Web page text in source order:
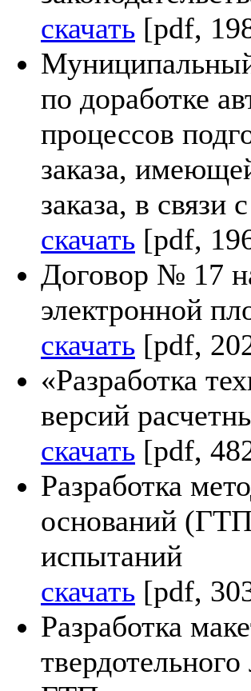
скачать [pdf,
по доработке
процессов
заказа,
заказа, в связи
скачать [pdf,
Договор № 17
электронной
скачать [pdf,
«Разработка
версий
скачать [pdf,
Разработка
оснований
испытаний
скачать [pdf,
Разработка